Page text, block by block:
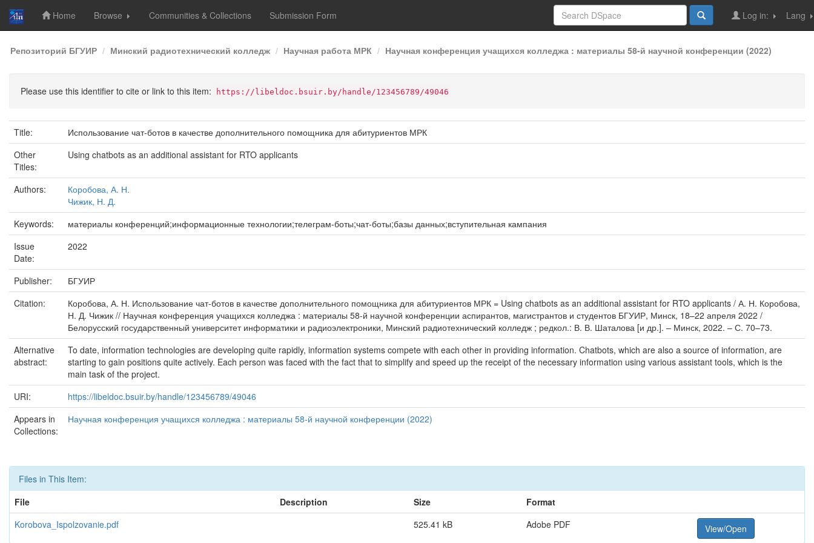
Skip
navigation
Home Browse Communities & Collections Submission Form Lang
Log in:
Репозиторий БГУИР Минский радиотехнический колледж Научная работа МРК Научная конференция учащихся колледжа : материалы 58-й научной конференции (2022)
Please use this identifier to cite or link to this item: https://libeldoc.bsuir.by/handle/123456789/49046
Title:
Использование чат-ботов в качестве дополнительного помощника для абитуриентов МРК
Other
Titles:
Using chatbots as an additional assistant for RTO applicants
Authors:
Коробова, А. Н.
Чижик, Н. Д.
Keywords:
материалы конференций;информационные технологии;телеграм-боты;чат-боты;базы данных;вступительная кампания
Issue
Date:
2022
Publisher:
БГУИР
Citation:
Коробова, А. Н. Использование чат-ботов в качестве дополнительного помощника для абитуриентов МРК = Using chatbots as an additional assistant for RTO applicants / А. Н. Коробова,
Н. Д. Чижик // Научная конференция учащихся колледжа : материалы 58-й научной конференции аспирантов, магистрантов и студентов БГУИР, Минск, 18–22 апреля 2022 /
Белорусский государственный университет информатики и радиоэлектроники, Минский радиотехнический колледж ; редкол.: В. В. Шаталова [и др.]. – Минск, 2022. – С. 70–73.
Alternative
abstract:
To date, information technologies are developing quite rapidly, information systems compete with each other in providing information. Chatbots, which are also a source of information, are
starting to gain positions quite actively. Each person was faced with the fact that to simplify and speed up the receipt of the necessary information using various assistant tools, which is the
main task of the project.
URI:
https://libeldoc.bsuir.by/handle/123456789/49046
Appears in
Collections:
Научная конференция учащихся колледжа : материалы 58-й научной конференции (2022)
Files in This Item:
File
Description Size
Format
Korobova_Ispolzovanie.pdf
525.41 kB Adobe PDF View/Open